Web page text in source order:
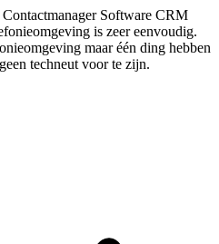
Software CRM
is zeer eenvoudig.
maar één ding hebben
techneut voor te zijn.